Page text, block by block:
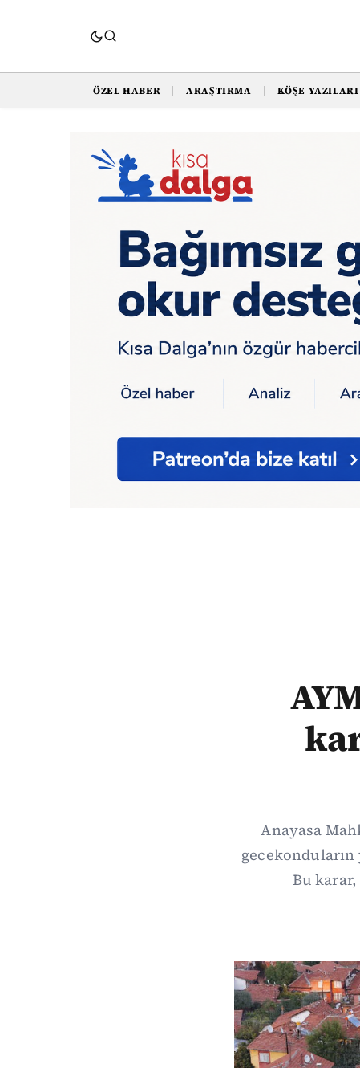
ÖZEL HABER ARAŞTIRMA KÖŞE YAZILARI
Anayasa
Bu